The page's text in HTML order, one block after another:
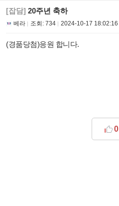
[잡담] 20주년 축하
베라 조회: 734 2024-10-17 18:02:16
(경품당첨)응원 합니다.
0